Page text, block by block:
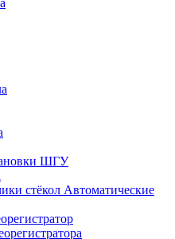
ШГУ
Автоматические